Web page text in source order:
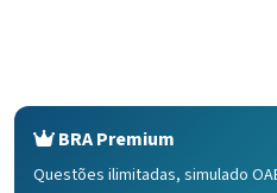
BRA Premium
Questões ilimitadas, simulado